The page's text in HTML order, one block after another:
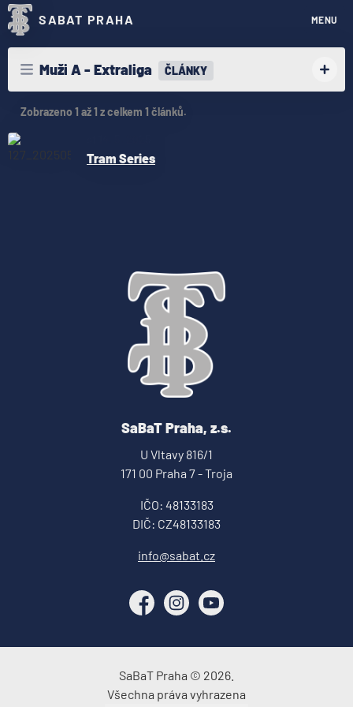
SABAT PRAHA MENU
Muži A - Extraliga ČLÁNKY
Zobrazeno 1 až 1 z celkem 1 článků.
Tram Series
SaBaT Praha, z.s.
U Vltavy 816/1
171 00 Praha 7 - Troja
IČO: 48133183
DIČ: CZ48133183
info@sabat.cz
FacebookInstagramYouTube
SaBaT Praha © 2026.
Všechna práva vyhrazena